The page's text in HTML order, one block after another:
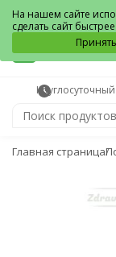
Тамбов
Главная страница
На нашем сайте
сделать сайт
Принять